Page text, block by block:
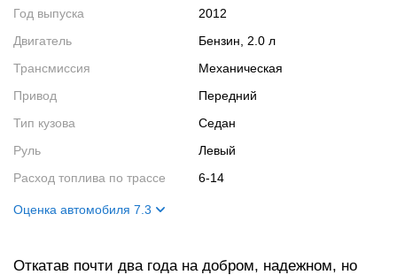
Год выпуска
2012
Двигатель
Бензин, 2.0 л
Трансмиссия
Механическая
Привод
Передний
Тип кузова
Седан
Руль
Левый
Расход топлива по трассе
6-14
Оценка автомобиля 7.3
Салон
7
Откатав почти два года на добром, надежном, но